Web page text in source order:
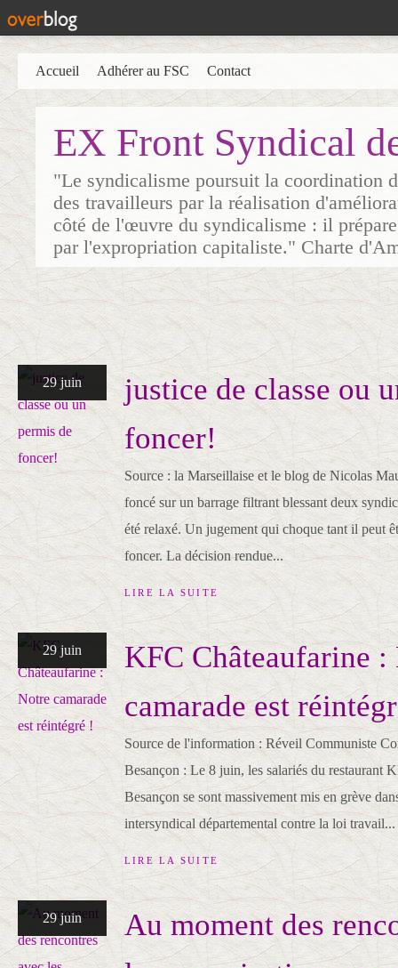
EX Front Syndical
"Le syndicalisme poursuit la coordination
des travailleurs par la réalisation
côté de l'œuvre du syndicalisme : il
par l'expropriation capitaliste." Charte
Accueil Adhérer au FSC Contact
29 juin
justice de classe ou
foncer!
Source : la Marseillaise et le blog de Nicolas
foncé sur un barrage filtrant blessant deux
été relaxé. Un jugement qui choque tant il peut
foncer. La décision rendue...
LIRE LA SUITE
29 juin
KFC Châteaufarine :
camarade est
Source de l'information : Réveil Communiste
Besançon : Le 8 juin, les salariés du restaurant
Besançon se sont massivement mis en grève
intersyndical départemental contre la loi travail...
LIRE LA SUITE
29 juin
Au moment des